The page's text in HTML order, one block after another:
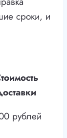
сроки, и
рублей